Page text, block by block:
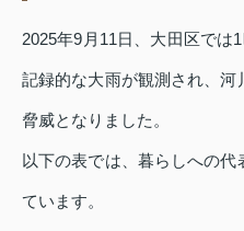
2025年9月11日、大田区では
記録的な大雨が観測され、
脅威となりました。
以下の表では、暮らしへの
ています。